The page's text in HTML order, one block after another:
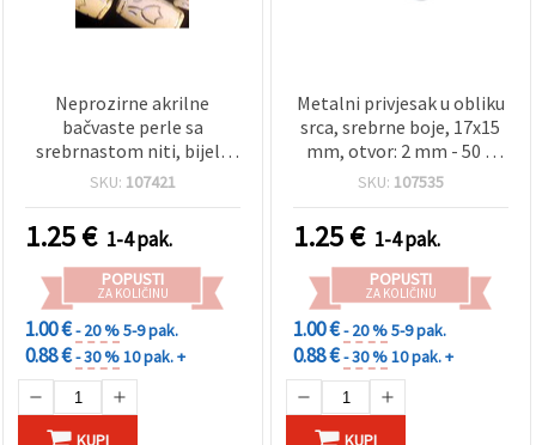
Neprozirne akrilne
bačvaste perle sa
srebrnastom niti, bijele
16x9 mm, rupa 4 mm – 50
SKU: 107421
1.25€ 1-4 pak.
POPUSTI
ZA KOLIČINU
1.00 €- 20 %5-9 pak.
0.88 €- 30 %10 pak. +
KUPI
Metalni privjesak u obliku
srca, srebrne boje, 17x15
mm, otvor: 2 mm - 50 g
(~62 kom)
SKU: 107535
1.25€ 1-4 pak.
POPUSTI
ZA KOLIČINU
1.00 €- 20 %5-9 pak.
0.88 €- 30 %10 pak. +
KUPI